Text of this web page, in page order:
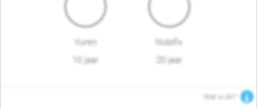
Vuren
10 jaar
Nobifix
20 jaar
Wat is dit?